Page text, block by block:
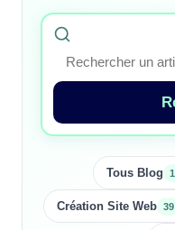
Tous Blog
Création Site Web 39